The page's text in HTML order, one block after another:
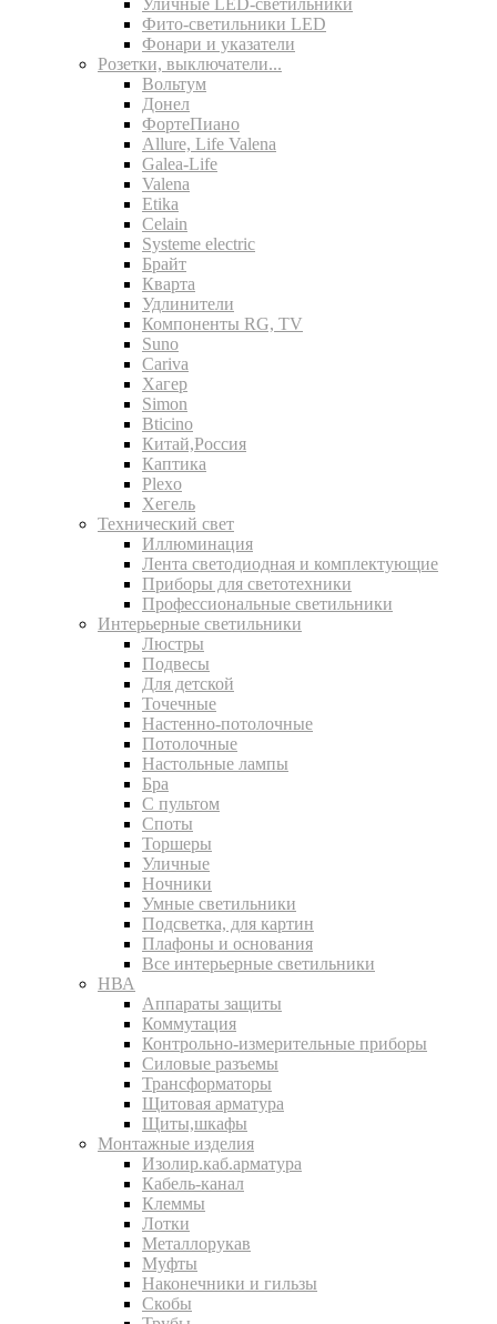
Уличные LED-светильники
Фито-светильники LED
Фонари и указатели
Розетки, выключатели...
Вольтум
Донел
ФортеПиано
Allure, Life Valena
Galea-Life
Valena
Etika
Celain
Systeme electric
Брайт
Кварта
Удлинители
Компоненты RG, TV
Suno
Cariva
Хагер
Simon
Bticino
Китай,Россия
Каптика
Plexo
Хегель
Технический свет
Иллюминация
Лента светодиодная и комплектующие
Приборы для светотехники
Профессиональные светильники
Интерьерные светильники
Люстры
Подвесы
Для детской
Точечные
Настенно-потолочные
Потолочные
Настольные лампы
Бра
С пультом
Споты
Торшеры
Уличные
Ночники
Умные светильники
Подсветка, для картин
Плафоны и основания
Все интерьерные светильники
НВА
Аппараты защиты
Коммутация
Контрольно-измерительные приборы
Силовые разъемы
Трансформаторы
Щитовая арматура
Щиты,шкафы
Монтажные изделия
Изолир.каб.арматура
Кабель-канал
Клеммы
Лотки
Металлорукав
Муфты
Наконечники и гильзы
Скобы